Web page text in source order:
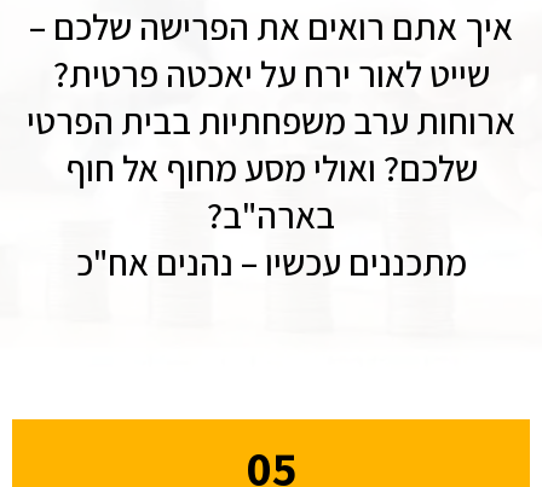
איך אתם רואים את הפרישה שלכם –
שייט לאור ירח על יאכטה פרטית?
ארוחות ערב משפחתיות בבית הפרטי
שלכם? ואולי מסע מחוף אל חוף
בארה"ב?
מתכננים עכשיו – נהנים אח"כ
05